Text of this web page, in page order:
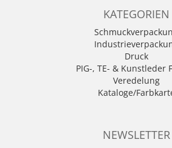
KATEGORIEN
Druck
PIG-, TE- & Kunstleder
Veredelung
Kataloge/
NEWSLETTER